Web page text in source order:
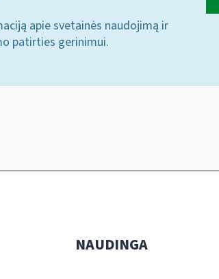
apie svetainės naudojimą ir
patirties gerinimui.
NAUDINGA